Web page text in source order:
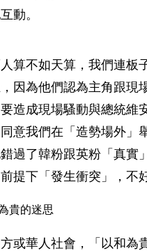
動。
算不如天算，我們連板
因為他們認為主角跟現
要造成現場騷動與總統
意我們在「造勢場外」
過了韓粉跟英粉「真實
提下「發生衝突」，不
貴的迷思
或華人社會，「以和為